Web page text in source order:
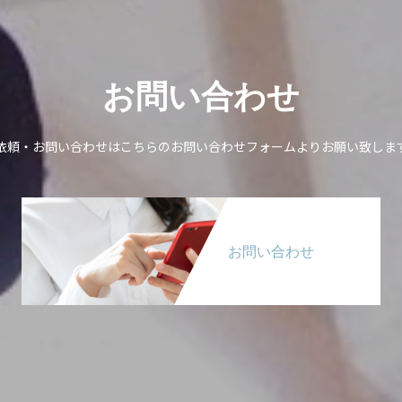
お問い合わせ
頼・お問い合わせはこちらのお問い合わせフォームよりお願い致しま
お問い合わせ